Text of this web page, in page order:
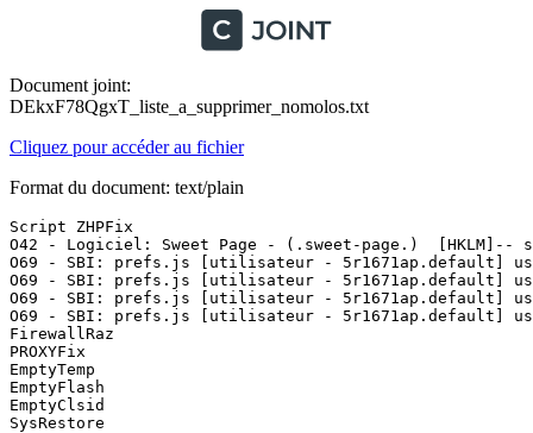
Document joint:
DEkxF78QgxT_liste_a_supprimer_nomolos.txt
Cliquez pour accéder au fichier
Format du document: text/plain
Script ZHPFix
O42 - Logiciel: Sweet Page - (.sweet-page.)  [HKLM]--
O69 - SBI: prefs.js [utilisateur - 5r1671ap.default]
O69 - SBI: prefs.js [utilisateur - 5r1671ap.default]
O69 - SBI: prefs.js [utilisateur - 5r1671ap.default]
O69 - SBI: prefs.js [utilisateur - 5r1671ap.default]
FirewallRaz
PROXYFix
EmptyTemp
EmptyFlash
EmptyClsid
SysRestore